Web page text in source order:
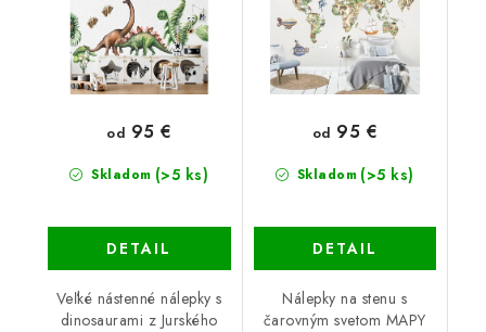
Skladom (>5 ks)
od 95 €
DETAIL
Veľké nástenné nálepky s
dinosaurami z Jurského
Skladom (>5 ks)
od 95 €
DETAIL
Nálepky na stenu s
čarovným svetom MAPY